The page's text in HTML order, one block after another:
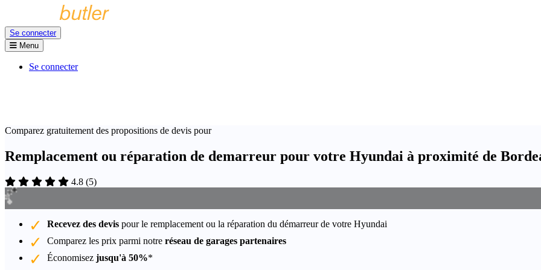
Se connecter
Menu
Se connecter
Comparez gratuitement des propositions de devis pour
Remplacement ou réparation de demarreur pour votre Hyundai à proximité de
4.8 (5)
Recevez des devis pour le remplacement ou la réparation du démarreur de votre Hyundai
Comparez les prix parmi notre réseau de garages partenaires
Économisez jusqu'à 50%*